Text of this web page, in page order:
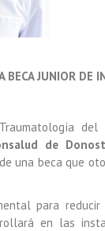
BECA JUNIOR DE
del
de
una beca que
para
en las